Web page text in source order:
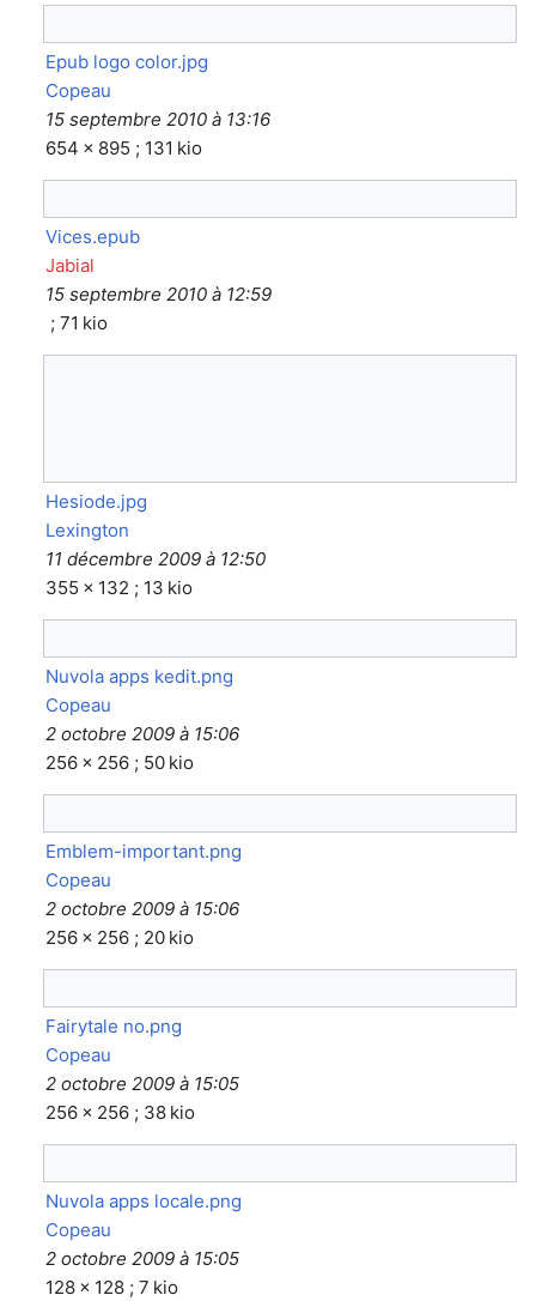
Epub logo color.jpg
Copeau
15 septembre 2010 à 13:16
654 × 895 ; 131 kio
Vices.epub
Jabial
15 septembre 2010 à 12:59
; 71 kio
Hesiode.jpg
Lexington
11 décembre 2009 à 12:50
355 × 132 ; 13 kio
Nuvola apps kedit.png
Copeau
2 octobre 2009 à 15:06
256 × 256 ; 50 kio
Emblem-important.png
Copeau
2 octobre 2009 à 15:06
256 × 256 ; 20 kio
Fairytale no.png
Copeau
2 octobre 2009 à 15:05
256 × 256 ; 38 kio
Nuvola apps locale.png
Copeau
2 octobre 2009 à 15:05
128 × 128 ; 7 kio